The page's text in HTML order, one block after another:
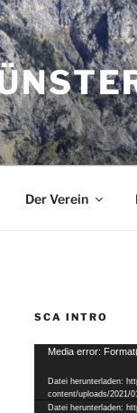
Der Verein
SCA INTRO
Video-
Media error:
Datei herunterladen:
content/uploads/2021/
Datei herunterladen: